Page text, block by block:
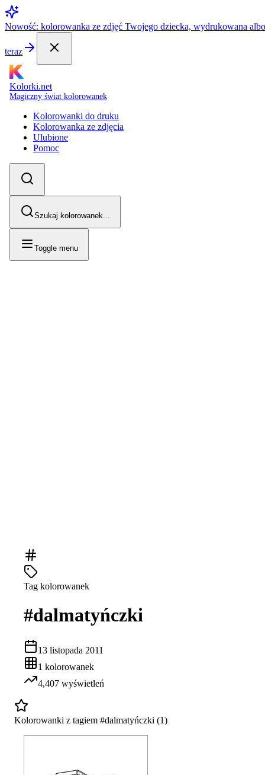
Nowość: kolorowanka ze zdjęć Twojego dziecka, wydrukowana
teraz
Kolorki.net
Magiczny świat kolorowanek
Kolorowanki do druku
Kolorowanka ze zdjęcia
Ulubione
Pomoc
Szukaj kolorowanek...
Toggle menu
Tag kolorowanek
#dalmatyńczki
13 listopada 2011
1 kolorowanek
4,407 wyświetleń
Kolorowanki z tagiem #dalmatyńczki (1)